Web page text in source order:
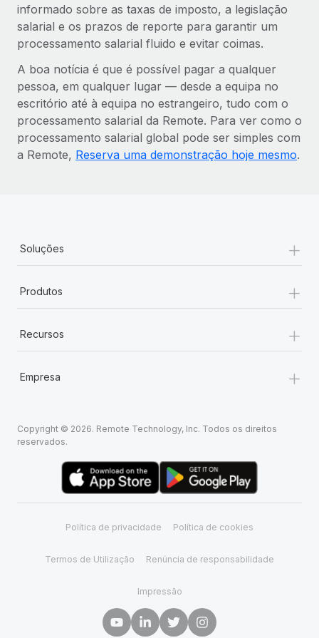
informado sobre as taxas de imposto, a legislação
salarial e os prazos de reporte para garantir um
processamento salarial fluido e evitar coimas.
A boa notícia é que é possível pagar a qualquer
pessoa, em qualquer lugar — desde a equipa no
escritório até à equipa no estrangeiro, tudo com o
processamento salarial da Remote. Para ver como o
processamento salarial global pode ser simples com
a Remote, Reserva uma demonstração hoje mesmo.
Soluções +
Produtos +
Recursos +
Empresa +
Copyright © 2026. Remote Technology, Inc. Todos os direitos
reservados.
Política de privacidade Política de cookies
Termos de Utilização Renúncia de responsabilidade
Impressão